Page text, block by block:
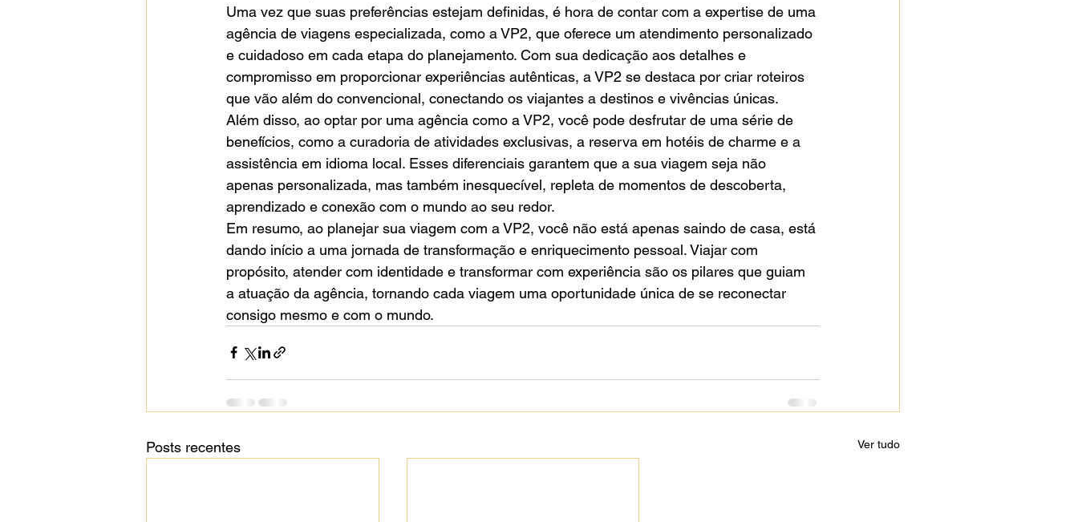
Uma vez que suas preferências estejam definidas, é hora de contar com a expertise de uma
agência de viagens especializada, como a VP2, que oferece um atendimento personalizado
e cuidadoso em cada etapa do planejamento. Com sua dedicação aos detalhes e
compromisso em proporcionar experiências autênticas, a VP2 se destaca por criar roteiros
que vão além do convencional, conectando os viajantes a destinos e vivências únicas.
Além disso, ao optar por uma agência como a VP2, você pode desfrutar de uma série de
benefícios, como a curadoria de atividades exclusivas, a reserva em hotéis de charme e a
assistência em idioma local. Esses diferenciais garantem que a sua viagem seja não
apenas personalizada, mas também inesquecível, repleta de momentos de descoberta,
aprendizado e conexão com o mundo ao seu redor.
Em resumo, ao planejar sua viagem com a VP2, você não está apenas saindo de casa, está
dando início a uma jornada de transformação e enriquecimento pessoal. Viajar com
propósito, atender com identidade e transformar com experiência são os pilares que guiam
a atuação da agência, tornando cada viagem uma oportunidade única de se reconectar
consigo mesmo e com o mundo.
Posts recentes Ver tudo